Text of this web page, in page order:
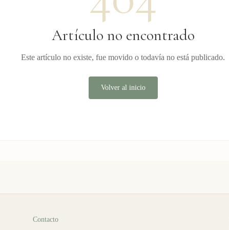
Artículo no encontrado
Este artículo no existe, fue movido o todavía no está publicado.
Volver al inicio
Contacto